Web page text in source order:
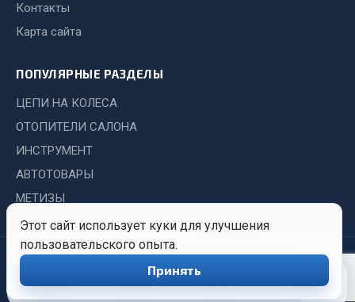
Садовый инвентарь
Весь раздел
ТАВ
Этот сайт использует куки для улучшения
пользовательского опыта.
Принять
Контакты
Карта сайта
ПОПУЛЯРНЫЕ РАЗДЕЛЫ
ЦЕПИ НА КОЛЕСА
ОТОПИТЕЛИ САЛОНА
ИНСТРУМЕНТ
АВТОТОВАРЫ
МЕТИЗЫ
© 2026 Иркутский Центр Политика
конфиденциальности
Обработка